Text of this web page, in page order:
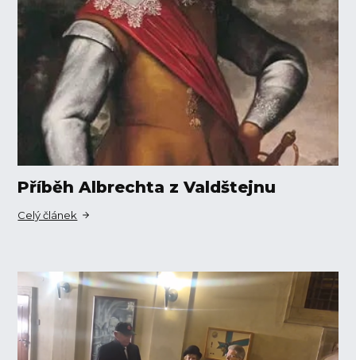
Příběh Albrechta z Valdštejnu
Celý článek